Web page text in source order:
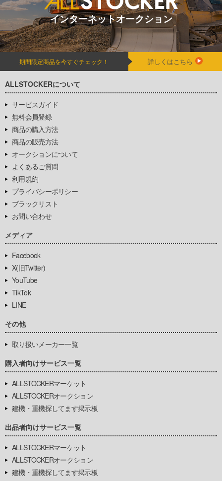
インターネットオークション
期間限定商品を今すぐチェック！ 詳しくはこちら
ALLSTOCKERについて
サービスガイド
無料会員登録
商品の購入方法
商品の販売方法
オークションについて
よくあるご質問
利用規約
プライバシーポリシー
ブラックリスト
お問い合わせ
メディア
Facebook
X(旧Twitter)
YouTube
TikTok
LINE
その他
取り扱いメーカー一覧
購入者向けサービス一覧
ALLSTOCKERマーケット
ALLSTOCKERオークション
建機・重機探してます掲示板
出品者向けサービス一覧
ALLSTOCKERマーケット
ALLSTOCKERオークション
建機・重機探してます掲示板